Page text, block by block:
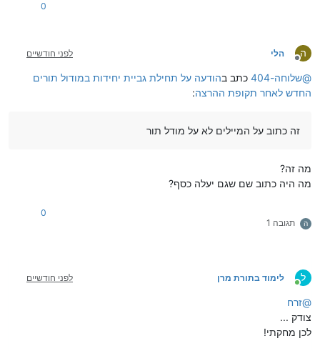
0
ה
מנותק
הלי לפני חודשיים
@שלוחה-404 כתב בהודעה על תחילת גביית יחידות במודול תורים
החדש לאחר תקופת ההרצה:
זה כתוב על המיילים לא על מודל תור
מה זה?
מה היה כתוב שם שגם יעלה כסף?
ה תגובה 1
0
ל
מחובר
לימוד בתורת מרן לפני חודשיים
@זרח
צודק ...
לכן מחקתי!